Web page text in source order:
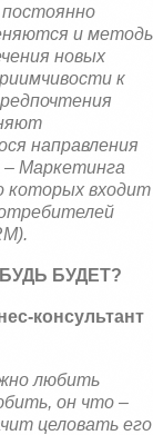
и
новых
к
направления
– Маркетинга
которых входит
).
БУДЕТ?
консультант
любить
он что –
целовать его